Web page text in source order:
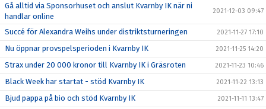
Gå alltid via Sponsorhuset och anslut Kvarnby IK när ni
handlar online
2021-12-03 09:47
Succé för Alexandra Weihs under distriktsturneringen 2021-11-27 17:10
Nu öppnar provspelsperioden i Kvarnby IK 2021-11-25 14:20
Strax under 20 000 kronor till Kvarnby IK i Gräsroten 2021-11-23 10:46
Black Week har startat - stöd Kvarnby IK 2021-11-22 13:13
Bjud pappa på bio och stöd Kvarnby IK 2021-11-11 13:47